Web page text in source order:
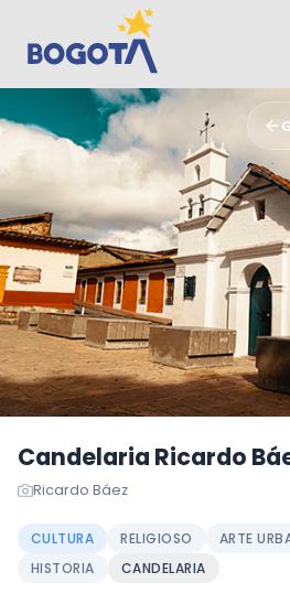
Saltar al contenido principal
Candelaria Ricardo
Ricardo Báez
CULTURA RELIGIOSO ARTE
HISTORIA
CANDELARIA